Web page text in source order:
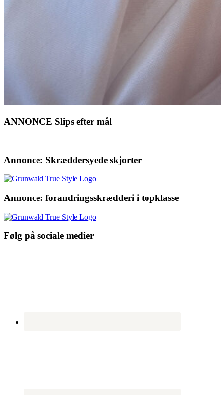
ANNONCE Slips efter mål
Annonce: Skræddersyede skjorter
Annonce: forandringsskrædderi i topklasse
Følg på sociale medier